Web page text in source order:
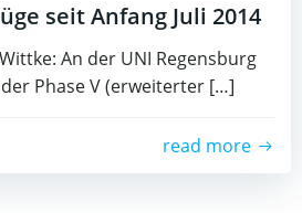
seit Anfang Juli 2014
An der UNI Regensburg
Phase V (erweiterter […]
read more